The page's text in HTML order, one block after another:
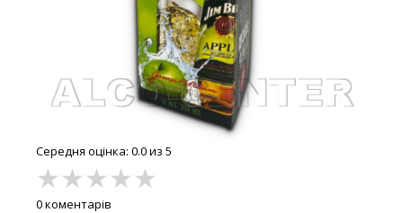
Середня оцінка: 0.0 из 5
★★★★★
0 коментарів